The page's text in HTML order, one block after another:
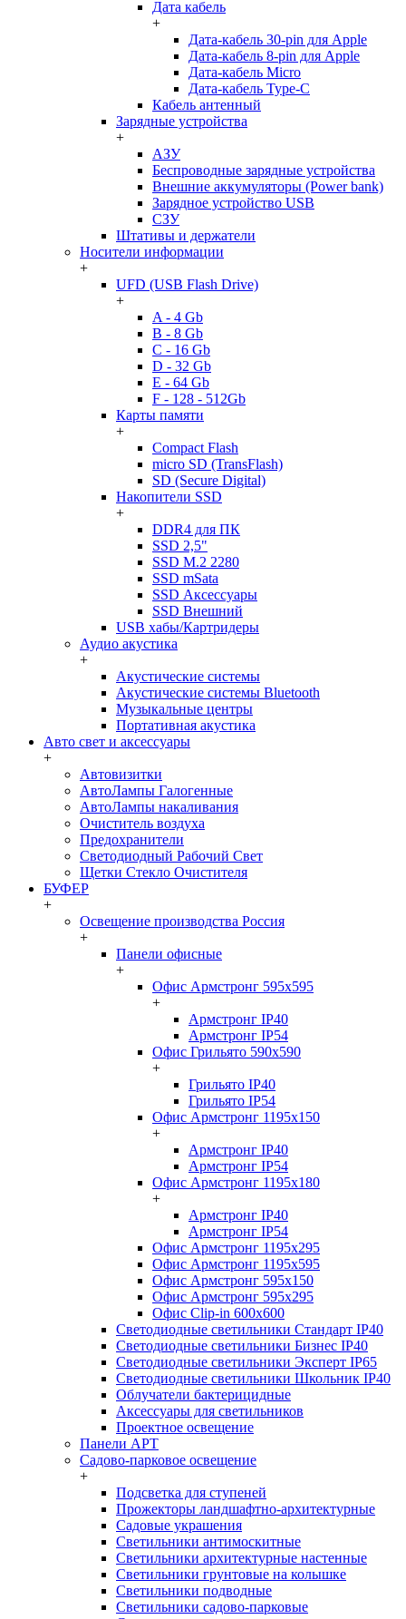
Дата кабель
+
Дата-кабель 30-pin для Apple
Дата-кабель 8-pin для Apple
Дата-кабель Micro
Дата-кабель Type-C
Кабель антенный
Зарядные устройства
+
АЗУ
Беспроводные зарядные устройства
Внешние аккумуляторы (Power bank)
Зарядное устройство USB
СЗУ
Штативы и держатели
Носители информации
+
UFD (USB Flash Drive)
+
A - 4 Gb
B - 8 Gb
C - 16 Gb
D - 32 Gb
E - 64 Gb
F - 128 - 512Gb
Карты памяти
+
Compact Flash
micro SD (TransFlash)
SD (Secure Digital)
Накопители SSD
+
DDR4 для ПК
SSD 2,5"
SSD M.2 2280
SSD mSata
SSD Аксессуары
SSD Внешний
USB хабы/Картридеры
Аудио акустика
+
Акустические системы
Акустические системы Bluetooth
Музыкальные центры
Портативная акустика
Авто свет и аксессуары
+
Автовизитки
АвтоЛампы Галогенные
АвтоЛампы накаливания
Очиститель воздуха
Предохранители
Светодиодный Рабочий Свет
Щетки Стекло Очистителя
БУФЕР
+
Освещение производства Россия
+
Панели офисные
+
Офис Армстронг 595x595
+
Армстронг IP40
Армстронг IP54
Офис Грильято 590x590
+
Грильято IP40
Грильято IP54
Офис Армстронг 1195x150
+
Армстронг IP40
Армстронг IP54
Офис Армстронг 1195x180
+
Армстронг IP40
Армстронг IP54
Офис Армстронг 1195x295
Офис Армстронг 1195x595
Офис Армстронг 595x150
Офис Армстронг 595x295
Офис Clip-in 600x600
Светодиодные светильники Стандарт IP40
Светодиодные светильники Бизнес IP40
Светодиодные светильники Эксперт IP65
Светодиодные светильники Школьник IP40
Облучатели бактерицидные
Аксессуары для светильников
Проектное освещение
Панели АРТ
Садово-парковое освещение
+
Подсветка для ступеней
Прожекторы ландшафтно-архитектурные
Садовые украшения
Светильники антимоскитные
Светильники архитектурные настенные
Светильники грунтовые на колышке
Светильники подводные
Светильники садово-парковые